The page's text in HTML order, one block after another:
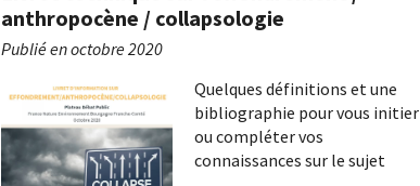
anthropocène / collapsologie
Publié enoctobre 2020
Quelques définitions et une
bibliographie pour vous initier
ou compléter vos
connaissances sur le sujet